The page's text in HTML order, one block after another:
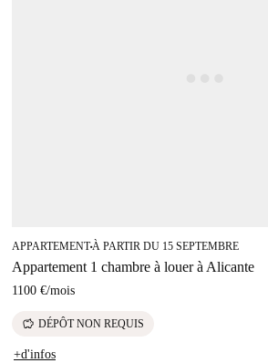
APPARTEMENT■À PARTIR DU 15 SEPTEMBRE
Appartement 1 chambre à louer à Alicante
1100 €/mois
savings DÉPÔT NON REQUIS
+d'infos